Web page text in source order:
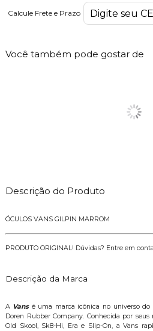
Calcule Frete e Prazo
Você também pode gostar de
Descrição do Produto
ÓCULOS VANS GILPIN MARROM
PRODUTO ORIGINAL! Dúvidas? Entre em
Descrição da Marca
A Vansé uma marca icônica no universo do
Doren Rubber Company. Conhecida por
Old Skool, Sk8-Hi, Era e Slip-On, a Vans